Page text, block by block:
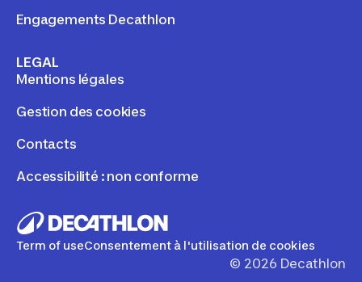
Engagements Decathlon
LEGAL
Mentions légales
Gestion des cookies
Contacts
Accessibilité : non conforme
Term of useConsentement à l'utilisation de cookies
© 2026 Decathlon